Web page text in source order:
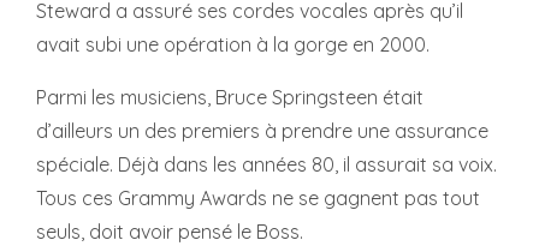
Steward a assuré ses cordes vocales après qu’il
avait subi une opération à la gorge en 2000.
Parmi les musiciens, Bruce Springsteen était
d’ailleurs un des premiers à prendre une assurance
spéciale. Déjà dans les années 80, il assurait sa voix.
Tous ces Grammy Awards ne se gagnent pas tout
seuls, doit avoir pensé le Boss.